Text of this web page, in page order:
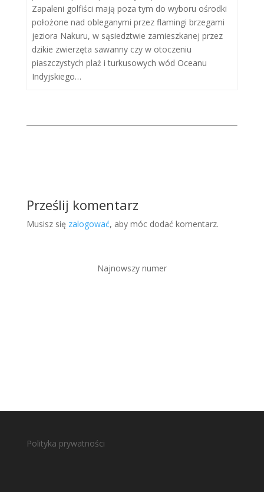
Zapaleni golfiści mają poza tym do wyboru ośrodki
położone nad obleganymi przez flamingi brzegami
jeziora Nakuru, w sąsiedztwie zamieszkanej przez
dzikie zwierzęta sawanny czy w otoczeniu
piaszczystych plaż i turkusowych wód Oceanu
Indyjskiego…
Prześlij komentarz
Musisz się zalogować, aby móc dodać komentarz.
Najnowszy numer
Polityka prywatności